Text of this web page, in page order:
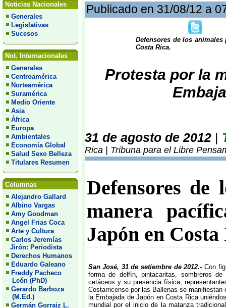
Noticias Nacionales
Generales
Legislativas
Sucesos
Not. Internacionales
Generales
Centroamérica
Norteamérica
Suramérica
Medio Oriente
Asia
África
Europa
Ambientales
Economía Global
Salud Sexo Belleza
Titulares Resumen
Columnas
Alejandro Gallard
Albino Vargas
Amy Goodman
Angel Frias Coca
Arte y Cultura
Carlos Jeremías
Jirón: Periodista
Derechos Humanos
Eduardo Galeano
Freddy Pacheco
León (PhD)
Gerardo Barboza
(M.Ed.)
Germán Gorraiz L.
Publicado en 31/08/12 a
Defensores de los
Costa Rica.
Protesta por la
31 de agosto de 2012 |
Rica | Tribuna para el Libre
Defensores de
manera
Japón en Costa
San José, 31 de setiembre de 2012.- Con
forma de delfín, pintacaritas, sombreros de
cetáceos y su presencia física,
Costarricense por las Ballenas se manifiestan
la Embajada de Japón en Costa Rica
mundial por el inicio de la matanza